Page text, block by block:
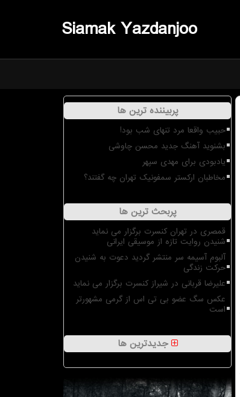
Siamak Yazdanjoo
پربیننده ترین ها
حبیب واقعا مرد تنهای شب بود!
بشنوید آهنگ جدید محسن چاوشی
یادبودی برای مهدی سپهر
مخاطبان ارکستر سمفونیک تهران چه گفتند؟
پربحث ترین ها
قمصری در تهران کنسرت برگزار می نماید
شنیدن روایت تازه از موسیقی ایرانی
آلبوم آسیمه سر منتشر گردید دعوت به شنیدن
حرکت زندگی
علیرضا قربانی در شیراز کنسرت برگزار می نماید
عکس سگ عضو بی تی اس از گرمی مشهورتر
است
جدیدترین ها